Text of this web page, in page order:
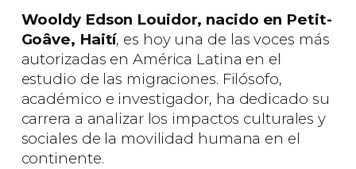
Wooldy Edson Louidor, nacido en Petit-
Goâve, Haití, es hoy una de las voces más
autorizadas en América Latina en el
estudio de las migraciones. Filósofo,
académico e investigador, ha dedicado su
carrera a analizar los impactos culturales y
sociales de la movilidad humana en el
continente.